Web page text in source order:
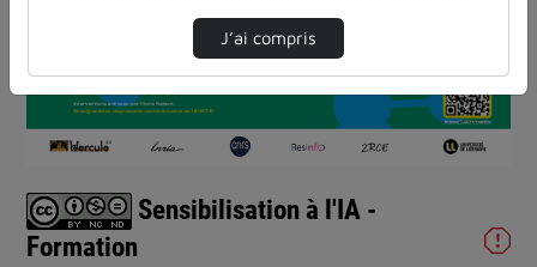
Lire
la
Sensibilisation à l'IA -
Formation
J’ai compris